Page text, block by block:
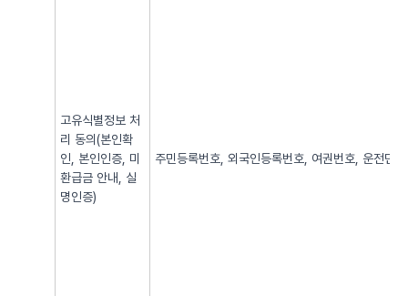
고유식별정보 처
리 동의(본인확
인, 본인인증, 미
환급금 안내, 실
명인증)
주민등록번호, 외국인등록번호, 여권번호, 운전면